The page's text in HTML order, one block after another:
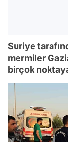
Suriye
mermiler
birçok